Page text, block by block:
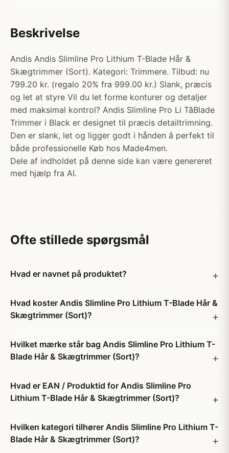
Beskrivelse
Andis Andis Slimline Pro Lithium T-Blade Hår &
Skægtrimmer (Sort). Kategori: Trimmere. Tilbud: nu
799.20 kr. (regalo 20% fra 999.00 kr.) Slank, præcis
og let at styre Vil du let forme konturer og detaljer
med maksimal kontrol? Andis Slimline Pro Li TâBlade
Trimmer i Black er designet til præcis detailtrimning.
Den er slank, let og ligger godt i hånden â perfekt til
både professionelle Køb hos Made4men.
Dele af indholdet på denne side kan være genereret
med hjælp fra AI.
Ofte stillede spørgsmål
Hvad er navnet på produktet?
Hvad koster Andis Slimline Pro Lithium T-Blade Hår &
Skægtrimmer (Sort)?
Hvilket mærke står bag Andis Slimline Pro Lithium T-
Blade Hår & Skægtrimmer (Sort)?
Hvad er EAN / Produktid for Andis Slimline Pro
Lithium T-Blade Hår & Skægtrimmer (Sort)?
Hvilken kategori tilhører Andis Slimline Pro Lithium T-
Blade Hår & Skægtrimmer (Sort)?